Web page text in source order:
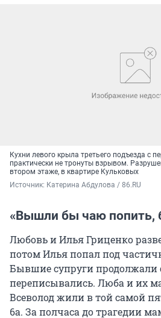
Кухни левого крыла третьего подъезда с
практически не тронуты взрывом.
втором этаже, в квартире Кульковых
Источник: Катерина Абдулова / 86.RU
«Вышли бы чаю
Любовь и Илья Гриценко
потом Илья попал под
Бывшие супруги продолжали
переписывались. Люба и их
Всеволод жили в той самой
6а. За полчаса до трагедии